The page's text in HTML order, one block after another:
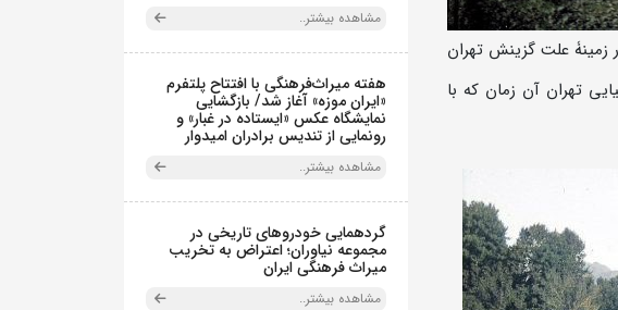
زمینۀ علت گزینش تهران
تهران آن زمان که با
مشاهده بیشتر..
هفته میراث‌فرهنگی با افتتاح پلتفرم
«ایران موزه» آغاز شد/ بازگشایی
نمایشگاه عکس «ایستاده در غبار» و
رونمایی از تندیس برادران امیدوار
مشاهده بیشتر..
گردهمایی خودروهای تاریخی در
مجموعه نیاوران؛ اعتراض به تخریب
میراث فرهنگی ایران
مشاهده بیشتر..